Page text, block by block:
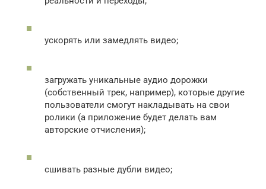
ускорять или замедлять видео;
загружать уникальные аудио дорожки
(собственный трек, например), которые другие
пользователи смогут накладывать на свои
ролики (а приложение будет делать вам
авторские отчисления);
сшивать разные дубли видео;